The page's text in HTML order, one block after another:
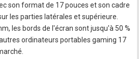
son format de 17 pouces et son cadre
les parties latérales et supérieure.
les bords de l'écran sont jusqu'à 50 %
ordinateurs portables gaming 17